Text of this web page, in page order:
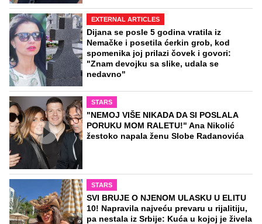
EXTERNAL ARTICLES
Dijana se posle 5 godina vratila iz
Nemačke i posetila ćerkin grob, kod
spomenika joj prilazi čovek i govori:
"Znam devojku sa slike, udala se
nedavno"
STARS
"NEMOJ VIŠE NIKADA DA SI POSLALA
PORUKU MOM RALETU!" Ana Nikolić
žestoko napala ženu Slobe Radanovića
STARS
SVI BRUJE O NJENOM ULASKU U ELITU
10! Napravila najveću prevaru u rijalitiju,
pa nestala iz Srbije: Kuća u kojoj je živela